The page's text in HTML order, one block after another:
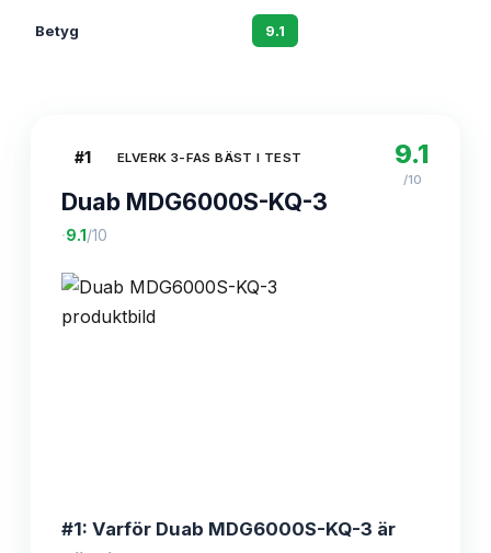
Betyg 9.1
#1 ELVERK 3-FAS BÄST I TEST
Duab MDG6000S-KQ-3
·9.1 /10
9.1
/10
#1: Varför Duab MDG6000S-KQ-3 är